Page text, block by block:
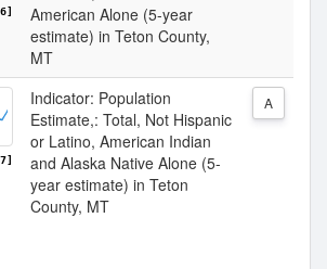
American Alone (5-year
estimate) in Teton County,
MT
Indicator: Population
Estimate,: Total, Not Hispanic
or Latino, American Indian
and Alaska Native Alone (5-
year estimate) in Teton
County, MT
A